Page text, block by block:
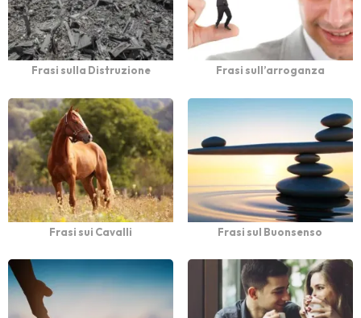
Frasi sulla Distruzione Frasi sull’arroganza
Frasi sui Cavalli Frasi sul Buonsenso